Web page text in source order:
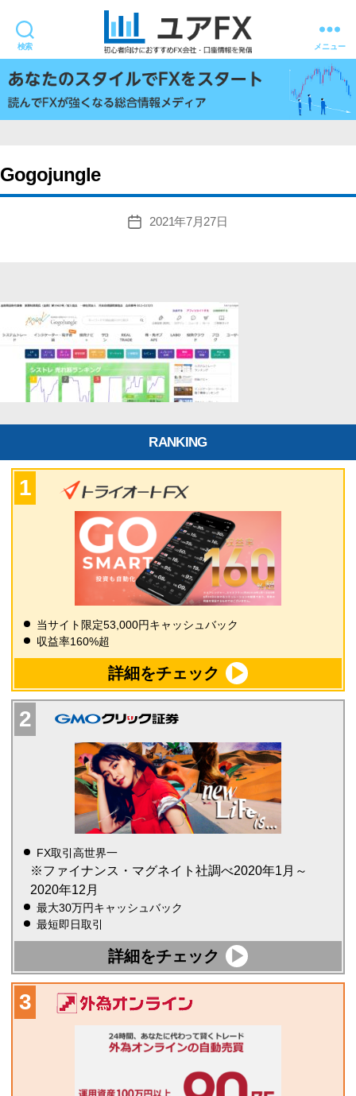
検索
ユ
ア
FX
メニュー
Gogojungle
投
2021年7月27日
RANKING
当サイト限定53,000円キャッシュバック
収益率160%超
詳細をチェック
FX取引高世界一
※ファイナンス・マグネイト社調べ2020年1月～
2020年12月
最大30万円キャッシュバック
最短即日取引
詳細をチェック